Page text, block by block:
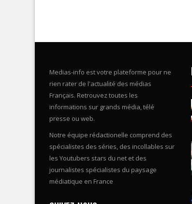
Medias-info est votre plateforme pour ne
rien rater de l'actualité des médias
Français. Retrouvez toutes les
informations sur grands média, télé
presse ou web.
Notre équipe rédactionelle comprend des
spécialistes des séries, des incollables sur
les Youtubers stars du net et des
journalistes spécialistes du paysage
médiatique en France